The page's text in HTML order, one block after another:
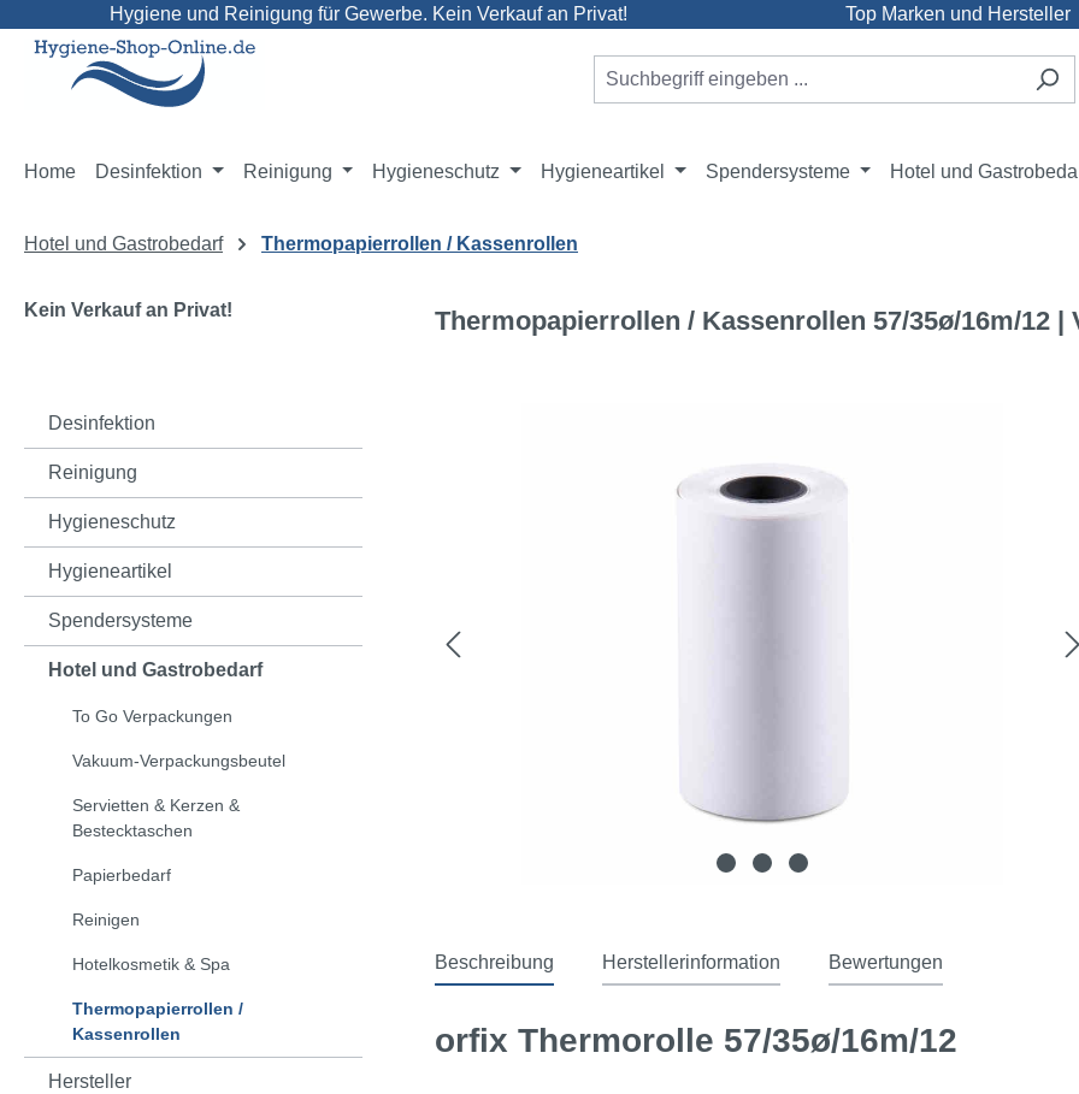
Hauptinhalt springen
Zur Suche springen
Zur Hauptnavigation springen
Hygiene und Reinigung für Gewerbe. Kein Verkauf an Privat! Top Marken und Hersteller
Home Desinfektion Reinigung Hygieneschutz Hygieneartikel Spendersysteme Hotel und
Hotel und Gastrobedarf Thermopapierrollen / Kassenrollen
Kein Verkauf an Privat!
Desinfektion
Reinigung
Hygieneschutz
Hygieneartikel
Spendersysteme
Hotel und Gastrobedarf
To Go Verpackungen
Vakuum-Verpackungsbeutel
Servietten & Kerzen &
Bestecktaschen
Papierbedarf
Reinigen
Hotelkosmetik & Spa
Thermopapierrollen /
Kassenrollen
Hersteller
Thermopapierrollen / Kassenrollen 57/35ø/16m/12 |
Beschreibung Herstellerinformation Bewertungen
orfix Thermorolle 57/35ø/16m/12